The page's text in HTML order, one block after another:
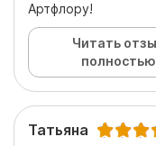
Артфлору!
Читать
полностью
Татьяна